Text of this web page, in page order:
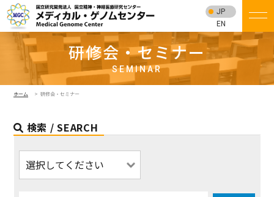
JP
EN
研修会・セミナー
SEMINAR
ホーム 研修会・セミナー
検索 / SEARCH